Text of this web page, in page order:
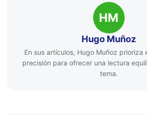
HM
Hugo Muñoz
En sus artículos, Hugo Muñoz prioriza
precisión para ofrecer una lectura
tema.